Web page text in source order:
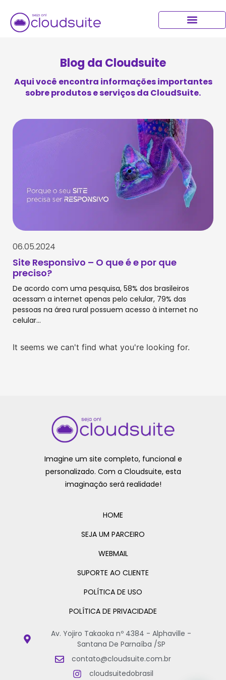
Blog da Cloudsuite
Aqui você encontra informações importantes
sobre produtos e serviços da CloudSuite.
06.05.2024
Site Responsivo – O que é e por que
preciso?
De acordo com uma pesquisa, 58% dos brasileiros
acessam a internet apenas pelo celular, 79% das
pessoas na área rural possuem acesso à internet no
celular...
It seems we can't find what you're looking for.
Imagine um site completo, funcional e
personalizado. Com a Cloudsuite, esta
imaginação será realidade!
HOME
SEJA UM PARCEIRO
WEBMAIL
SUPORTE AO CLIENTE
POLÍTICA DE USO
POLÍTICA DE PRIVACIDADE
Av. Yojiro Takaoka nº 4384 - Alphaville -
Santana De Parnaíba /SP
contato@cloudsuite.com.br
cloudsuitedobrasil